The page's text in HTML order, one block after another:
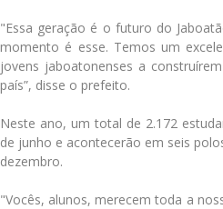
"Essa geração é o futuro do
momento é esse. Temos um
jovens jaboatonenses a
país”, disse o prefeito.
Neste ano, um total de 2.172
de junho e acontecerão em seis
dezembro.
"Vocês, alunos, merecem toda a